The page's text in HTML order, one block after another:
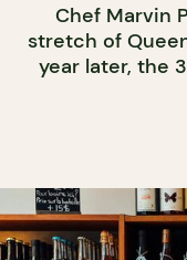
Chef Marvin
stretch of
year later, the